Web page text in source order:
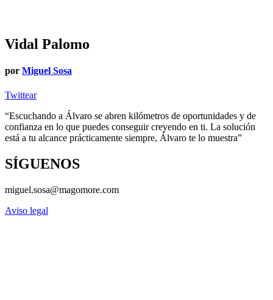
Vidal Palomo
por Miguel Sosa
Twittear
“Escuchando a Álvaro se abren kilómetros de oportunidades y de
confianza en lo que puedes conseguir creyendo en ti. La solución
está a tu alcance prácticamente siempre, Álvaro te lo muestra”
SÍGUENOS
miguel.sosa@magomore.com
Aviso legal